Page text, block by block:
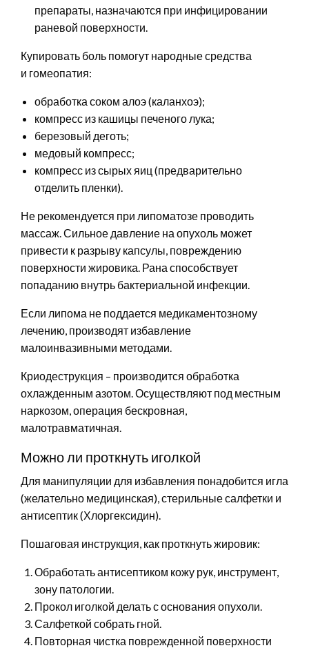
препараты, назначаются при инфицировании
раневой поверхности.
Купировать боль помогут народные средства
и гомеопатия:
обработка соком алоэ (каланхоэ);
компресс из кашицы печеного лука;
березовый деготь;
медовый компресс;
компресс из сырых яиц (предварительно
отделить пленки).
Не рекомендуется при липоматозе проводить
массаж. Сильное давление на опухоль может
привести к разрыву капсулы, повреждению
поверхности жировика. Рана способствует
попаданию внутрь бактериальной инфекции.
Если липома не поддается медикаментозному
лечению, производят избавление
малоинвазивными методами.
Криодеструкция – производится обработка
охлажденным азотом. Осуществляют под местным
наркозом, операция бескровная,
малотравматичная.
Можно ли проткнуть иголкой
Для манипуляции для избавления понадобится игла
(желательно медицинская), стерильные салфетки и
антисептик (Хлоргексидин).
Пошаговая инструкция, как проткнуть жировик:
Обработать антисептиком кожу рук, инструмент,
зону патологии.
Прокол иголкой делать с основания опухоли.
Салфеткой собрать гной.
Повторная чистка поврежденной поверхности